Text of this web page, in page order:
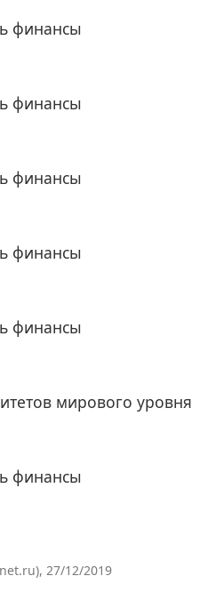
финансы
финансы
финансы
финансы
финансы
мирового уровня
финансы
27/12/2019